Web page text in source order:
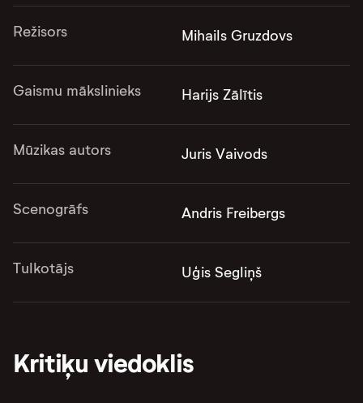
Režisors Mihails Gruzdovs
Gaismu mākslinieks Harijs Zālītis
Mūzikas autors Juris Vaivods
Scenogrāfs Andris Freibergs
Tulkotājs Uģis Segliņš
Kritiķu viedoklis